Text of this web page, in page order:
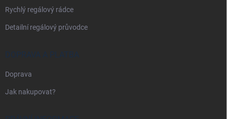
Rychlý regálový rádce
Detailní regálový průvodce
DOPRAVA A PLATBA
Doprava
Jak nakupovat?